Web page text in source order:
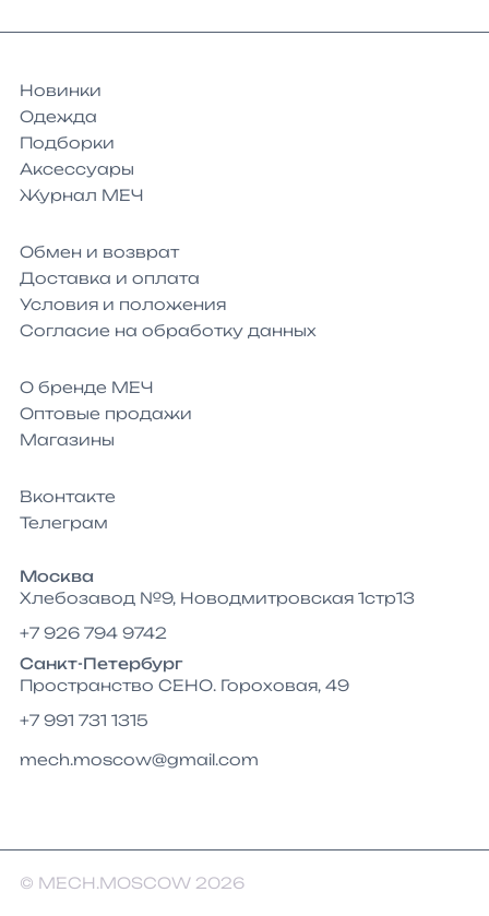
Новинки
Одежда
Подборки
Аксессуары
Журнал МЕЧ
Обмен и возврат
Доставка и оплата
Условия и положения
Согласие на обработку данных
О бренде МЕЧ
Оптовые продажи
Магазины
Вконтакте
Телеграм
Москва
Хлебозавод №9, Новодмитровская 1стр13
+7 926 794 9742
Санкт-Петербург
Пространство СЕНО. Гороховая, 49
+7 991 731 1315
mech.moscow@gmail.com
© MECH.MOSCOW 2026